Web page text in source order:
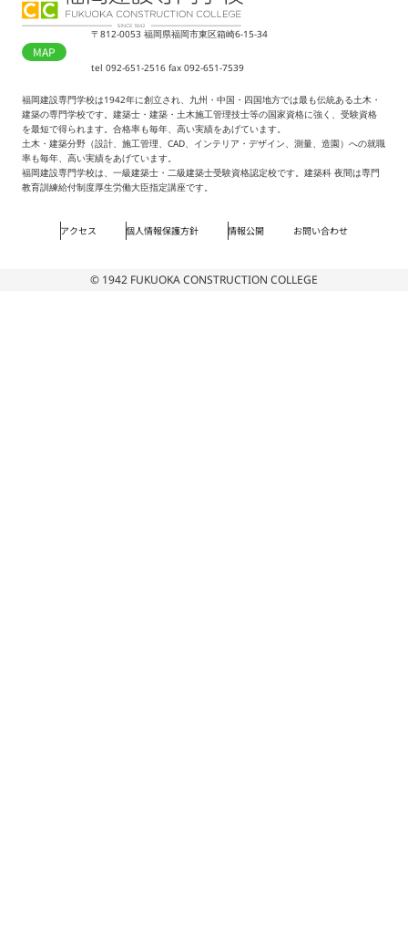
〒812-0053 福岡県福岡市東区箱崎6-15-34
MAP
tel 092-651-2516 fax 092-651-7539
福岡建設専門学校は1942年に創立され、九州・中国・四国地方では最も伝統ある土木・
建築の専門学校です。建築士・建築・土木施工管理技士等の国家資格に強く、受験資格
を最短で得られます。合格率も毎年、高い実績をあげています。
土木・建築分野（設計、施工管理、CAD、インテリア・デザイン、測量、造園）への就職
率も毎年、高い実績をあげています。
福岡建設専門学校は、一級建築士・二級建築士受験資格認定校です。建築科 夜間は専門
教育訓練給付制度厚生労働大臣指定講座です。
アクセス 個人情報保護方針 情報公開 お問い合わせ
© 1942 FUKUOKA CONSTRUCTION COLLEGE